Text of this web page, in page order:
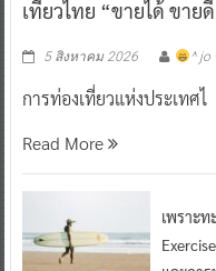
เที่ยวไทย “ขายได้ ขาย
5 สิงหาคม 2026 ^ jo
การท่องเที่ยวแห่งประเทศไ
Read More
เพราะ